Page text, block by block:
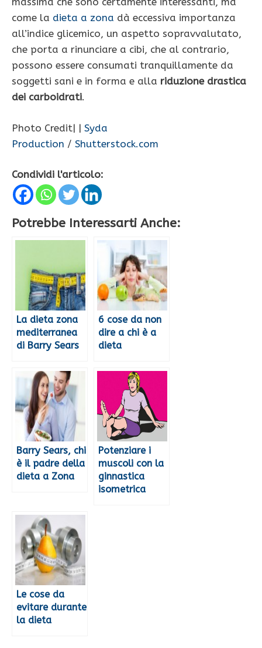
come la dieta a zona dà eccessiva importanza
all’indice glicemico, un aspetto sopravvalutato,
che porta a rinunciare a cibi, che al contrario,
possono essere consumati tranquillamente da
soggetti sani e in forma e alla riduzione drastica
dei carboidrati.
Photo Credit| | Syda
Production / Shutterstock.com
Condividi l'articolo:
Potrebbe Interessarti Anche:
La dieta zona
mediterranea
di Barry Sears
6 cose da non
dire a chi è a
dieta
Barry Sears, chi
è il padre della
dieta a Zona
Potenziare i
muscoli con la
ginnastica
isometrica
Le cose da
evitare durante
la dieta